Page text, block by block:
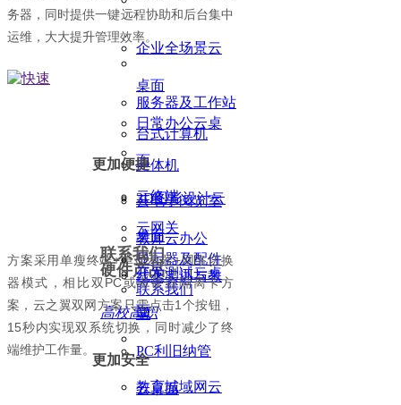
服务器及工作站
台式计算机
一体机
云终端
云网关
显示器及配件
硬件产品
企业全场景云
桌面
日常办公云桌
面
3D图形设计云
桌面
开发测试云桌
面
云电子阅览室
教师云办公
线上实训与教
学
PC利旧纳管
云桌面
高校高职
教育城域网云
联系我们
联系我们
务器，同时提供一键远程协助和后台集中
运维，大大提升管理效率。
更加便捷
方案采用单瘦终端+单显示器+网络切换
器模式，相比双PC或者硬盘隔离卡方
案，云之翼双网方案只需点击1个按钮，
15秒内实现双系统切换，同时减少了终
端维护工作量。
更加安全